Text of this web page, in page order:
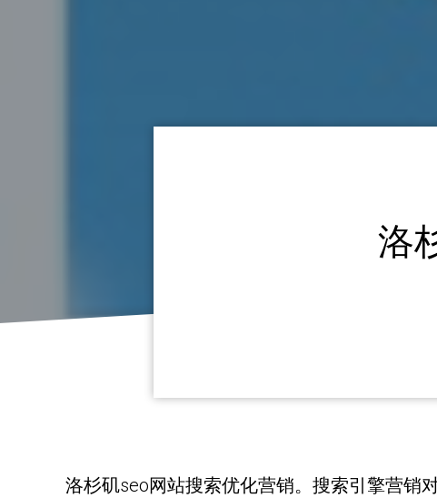
洛
洛杉矶seo网站搜索优化营销。搜索引擎营销